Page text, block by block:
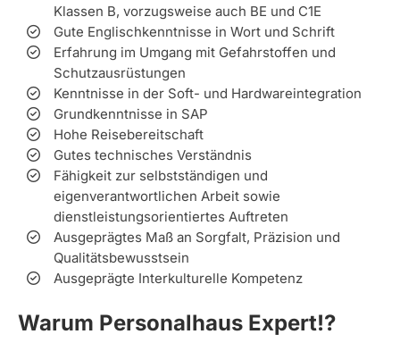
Klassen B, vorzugsweise auch BE und C1E
Gute Englischkenntnisse in Wort und Schrift
Erfahrung im Umgang mit Gefahrstoffen und
Schutzausrüstungen
Kenntnisse in der Soft- und Hardwareintegration
Grundkenntnisse in SAP
Hohe Reisebereitschaft
Gutes technisches Verständnis
Fähigkeit zur selbstständigen und
eigenverantwortlichen Arbeit sowie
dienstleistungsorientiertes Auftreten
Ausgeprägtes Maß an Sorgfalt, Präzision und
Qualitätsbewusstsein
Ausgeprägte Interkulturelle Kompetenz
Warum Personalhaus Expert!?